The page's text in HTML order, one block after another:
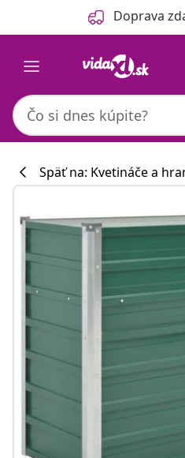
Predchádzajúce Doprava
Späť na: Kvetináče a